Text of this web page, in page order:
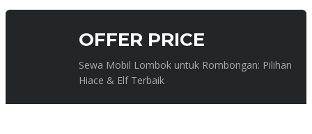
OFFER PRICE
Sewa Mobil Lombok untuk Rombongan: Pilihan
Hiace & Elf Terbaik